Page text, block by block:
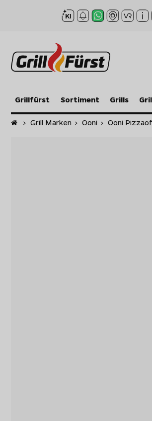
Grillfürst Sortiment Grills
Startseite
> Grill Marken > Ooni > Ooni